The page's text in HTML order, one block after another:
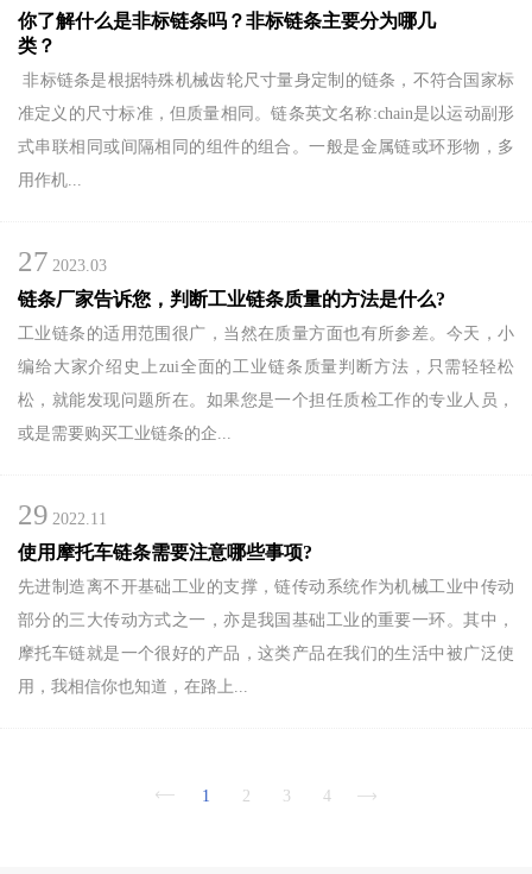
你了解什么是非标链条吗？非标链条主要分为哪几
类？
非标链条是根据特殊机械齿轮尺寸量身定制的链条，不符合国家标
准定义的尺寸标准，但质量相同。链条英文名称:chain是以运动副形
式串联相同或间隔相同的组件的组合。一般是金属链或环形物，多
用作机...
27 2023.03
链条厂家告诉您，判断工业链条质量的方法是什么?
工业链条的适用范围很广，当然在质量方面也有所参差。今天，小
编给大家介绍史上zui全面的工业链条质量判断方法，只需轻轻松
松，就能发现问题所在。如果您是一个担任质检工作的专业人员，
或是需要购买工业链条的企...
29 2022.11
使用摩托车链条需要注意哪些事项?
先进制造离不开基础工业的支撑，链传动系统作为机械工业中传动
部分的三大传动方式之一，亦是我国基础工业的重要一环。其中，
摩托车链就是一个很好的产品，这类产品在我们的生活中被广泛使
用，我相信你也知道，在路上...
1 2 3 4
欢
迎